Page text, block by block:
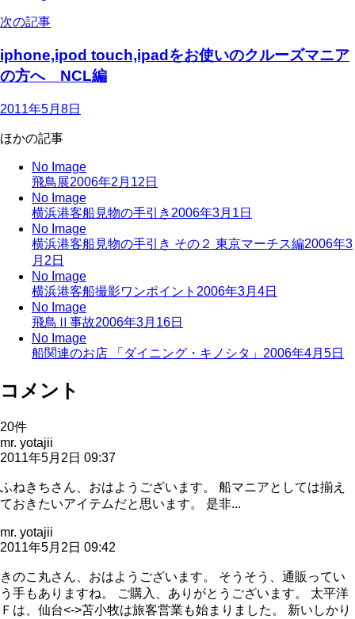
次の記事
iphone,ipod touch,ipadをお使いのクルーズマニア
の方へ NCL編
2011年5月8日
ほかの記事
No Image
飛鳥展2006年2月12日
No Image
横浜港客船見物の手引き 2006年3月1日
No Image
横浜港客船見物の手引き その２ 東京マーチス編2006年3
月2日
No Image
横浜港客船撮影ワンポイント 2006年3月4日
No Image
飛鳥Ⅱ事故2006年3月16日
No Image
船関連のお店 「ダイニング・キノシタ」 2006年4月5日
コメント
20件
mr. yotajii
2011年5月2日 09:37
ふねきちさん、おはようございます。 船マニアとしては揃え
ておきたいアイテムだと思います。 是非...
mr. yotajii
2011年5月2日 09:42
きのこ丸さん、おはようございます。 そうそう、通販ってい
う手もありますね。 ご購入、ありがとうございます。 太平洋
Ｆは、仙台<->苫小牧は旅客営業も始まりました。 新いしかり